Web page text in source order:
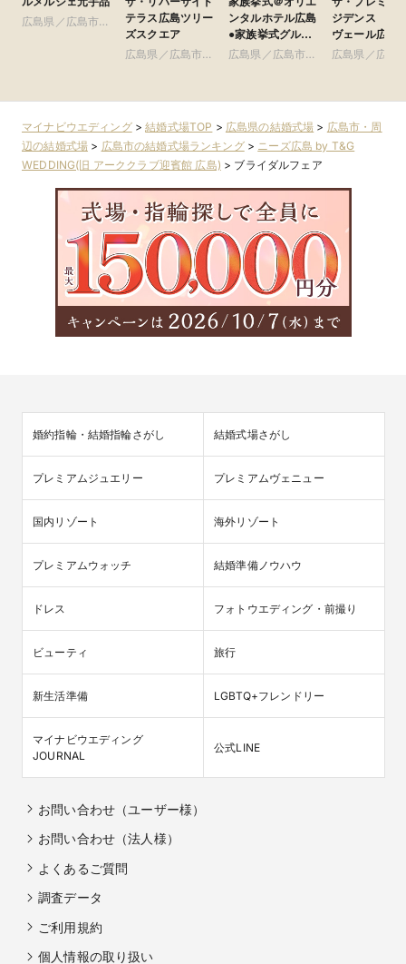
広島県／広島市・
テラス広島ツリー
ズスクエア
広島県／広島市・
ンタルホテル広島
●家族挙式グルー
プ
広島県／広島市・
ジデンス ラ
ヴェール広島
広島県／広島
マイナビウエディング>結婚式場TOP > 広島県の結婚式場 > 広島市・周
辺の結婚式場 > 広島市の結婚式場ランキング> ニーズ広島 by T&G
WEDDING(旧 アーククラブ迎賓館 広島) > ブライダルフェア
婚約指輪・結婚指輪さがし 結婚式場さがし
プレミアムジュエリー プレミアムヴェニュー
国内リゾート 海外リゾート
プレミアムウォッチ 結婚準備ノウハウ
ドレス フォトウエディング・前撮り
ビューティ 旅行
新生活準備 LGBTQ+フレンドリー
マイナビウエディング
JOURNAL
公式LINE
お問い合わせ（ユーザー様）
お問い合わせ（法人様）
よくあるご質問
調査データ
ご利用規約
個人情報の取り扱い